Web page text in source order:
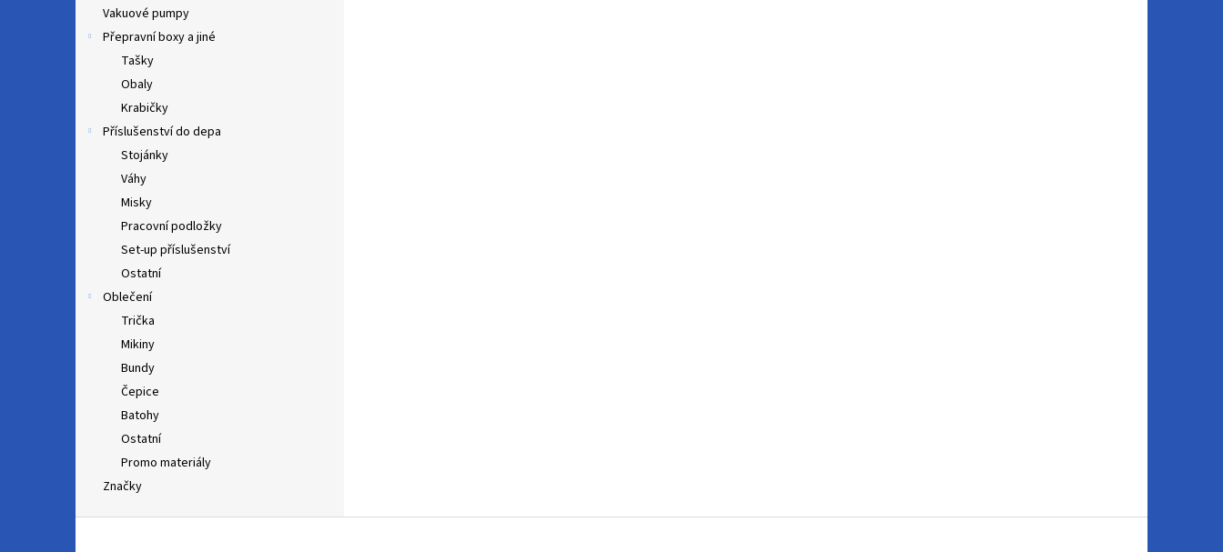
Vakuové pumpy
Přepravní boxy a jiné
Tašky
Obaly
Krabičky
Příslušenství do depa
Stojánky
Váhy
Misky
Pracovní podložky
Set-up příslušenství
Ostatní
Oblečení
Trička
Mikiny
Bundy
Čepice
Batohy
Ostatní
Promo materiály
Značky